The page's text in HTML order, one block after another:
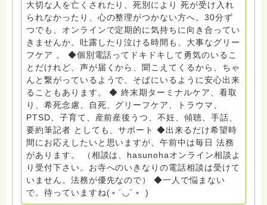
のご支援により支えられております。ご協力をよろしく
お願いします。 ゆうちょ銀行 口座番号 普通408-
6452769 一般社団法人グリーフケアともしび ◆『ビハ
ーラサロン おしゃべりカフェひだまり』 ビハーラ和歌
山代表 居場所運営 問い合わせ申込⬇️こちらから
griefcare.tomoshibi@icloud.com ◆GEはしもとサピュ
イエ 所属 （Gender Equity 誰もが自分らしく生きるこ
とができる社会をめざして）DV・女性支援 ◆認定NPO
京都自死自殺相談センターSotto 元グリーフサポート委
員長（2018〜2024） ◆保育士.幼稚園教諭.小学校教諭.
レクリエーションインストラクター.中学校DV授業 10年
間 保育 教育の現場で 総主任として勤めた経験も生かし
つつ、お話できることがあれば 幸いです。 いつも あな
たとともに。南無阿弥陀仏 ここでは、宗旨を問いませ
ん。 まずは、ひとりで抱え込まないで。 来寺お問い合
わせは⬇️こちらから miehimeyo@gmail.com ※時間を割
大切な人を亡くされたり、死別により 死が受け入れ
られなかったり、心の整理がつかない方へ。30分ず
つでも、オンラインで定期的に気持ちに向き合ってい
きませんか。吐露したり泣ける時間も、大事なグリー
フケア 。 ◆個別電話ってドキドキして勇気のいるこ
とだけれど、声が届くから、聞こえてくるから、ちゃ
んと繋がっているようで、そばにいるように安心出来
ることもあります。 ◆ 終末期ターミナルケア、看取
り、希死念慮、自死、グリーフケア、トラウマ、
PTSD、子育て、産前産後うつ、不妊、傾聴、手話、
要約筆記者 としても、サポート ◆出来るだけ希望時
間にお応えしたいと思いますが、午前中は毎日 法務
があります。 （相談は、hasunohaオンライン相談よ
り受付下さい。お寺へのいきなりの電話相談は受けて
いません。法務が優先なので） ◆一人で悩まない
で。待っていますね(﹡´◡`﹡ )